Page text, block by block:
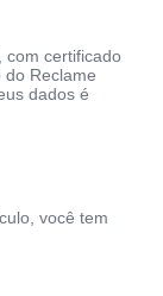
com certificado
Reclame
dados é
você tem